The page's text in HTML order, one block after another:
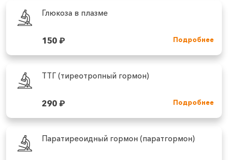
Глюкоза в плазме
150₽ Подробнее
ТТГ (тиреотропный гормон)
290₽ Подробнее
Паратиреоидный гормон (паратгормон)